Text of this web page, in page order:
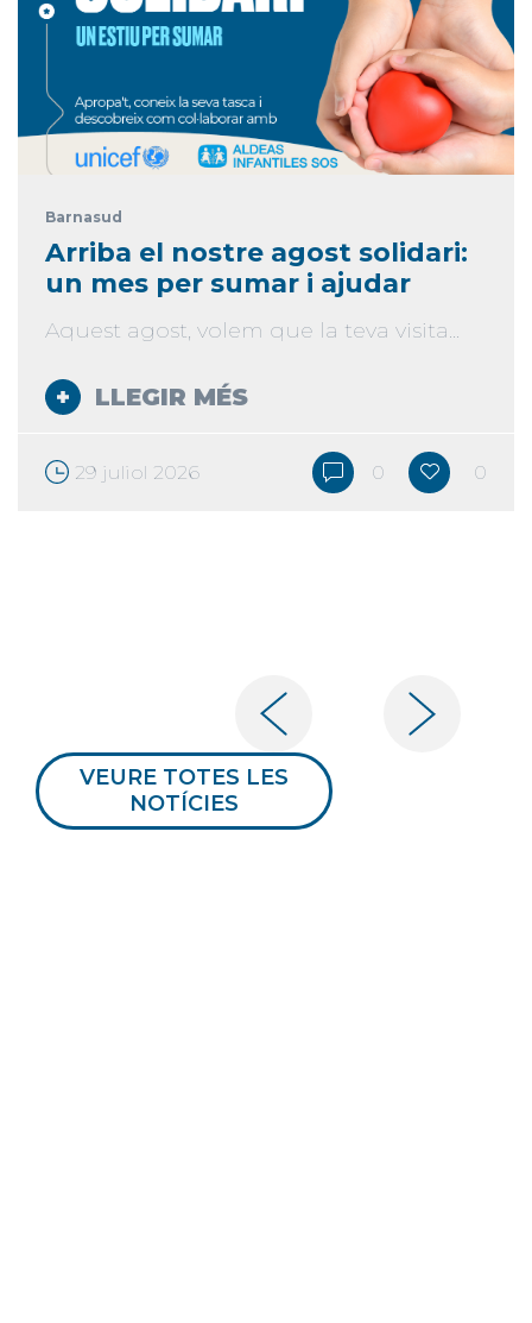
Barnasud
Arriba el nostre agost solidari:
un mes per sumar i ajudar
Aquest agost, volem que la teva visita...
LLEGIR MÉS
29 juliol 2026 0 0
VEURE TOTES LES
NOTÍCIES